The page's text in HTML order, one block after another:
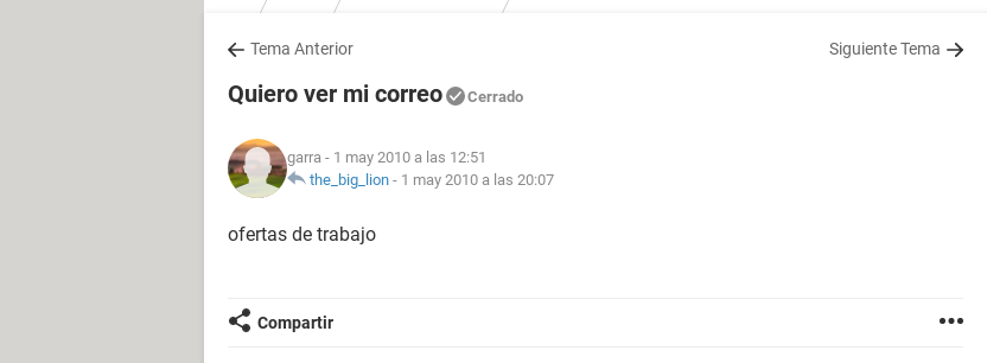
Tema Anterior Siguiente Tema
Quiero ver mi correo Cerrado
garra - 1 may 2010 a las 12:51
the_big_lion - 1 may 2010 a las 20:07
ofertas de trabajo
Compartir